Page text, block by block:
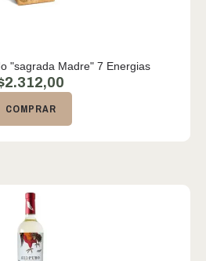
"sagrada Madre" 7 Energias
2.312,00
COMPRAR